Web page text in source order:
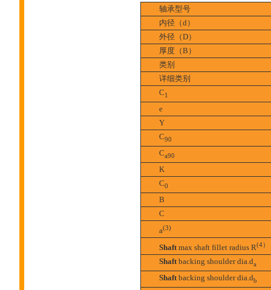
轴承型号
内径（d）
外径（D）
厚度（B）
类别
详细类别
C1
e
Y
C90
Ca90
K
C0
B
C
a(3)
Shaftmax shaft fillet radius R(4）
Shaftbacking shoulder dia.da
Shaftbacking shoulder dia.db